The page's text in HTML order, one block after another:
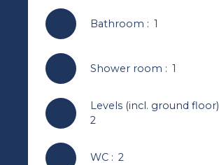
Bathroom : 1
Shower room : 1
Levels (incl. ground floor)
2
WC: 2